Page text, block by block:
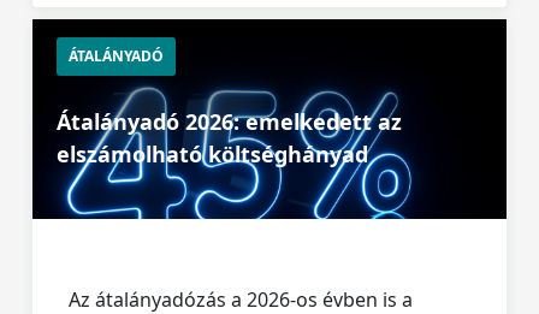
ÁTALÁNYADÓ
Átalányadó 2026: emelkedett az
elszámolható költséghányad
Az átalányadózás a 2026-os évben is a